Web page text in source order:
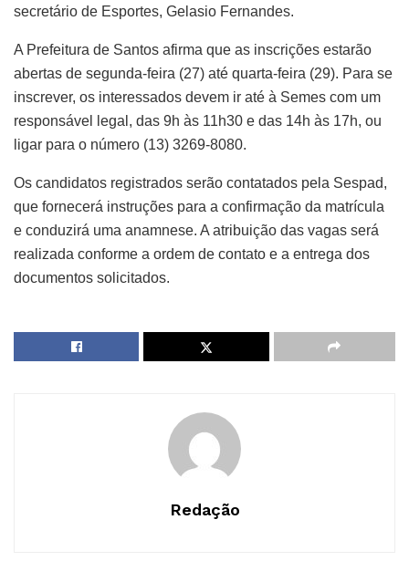
secretário de Esportes, Gelasio Fernandes.
A Prefeitura de Santos afirma que as inscrições estarão
abertas de segunda-feira (27) até quarta-feira (29). Para se
inscrever, os interessados devem ir até à Semes com um
responsável legal, das 9h às 11h30 e das 14h às 17h, ou
ligar para o número (13) 3269-8080.
Os candidatos registrados serão contatados pela Sespad,
que fornecerá instruções para a confirmação da matrícula
e conduzirá uma anamnese. A atribuição das vagas será
realizada conforme a ordem de contato e a entrega dos
documentos solicitados.
Redação